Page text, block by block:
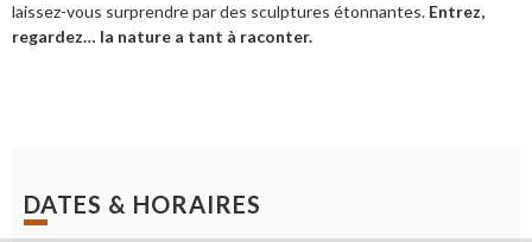
laissez-vous surprendre par des sculptures étonnantes. Entrez,
regardez… la nature a tant à raconter.
DATES & HORAIRES